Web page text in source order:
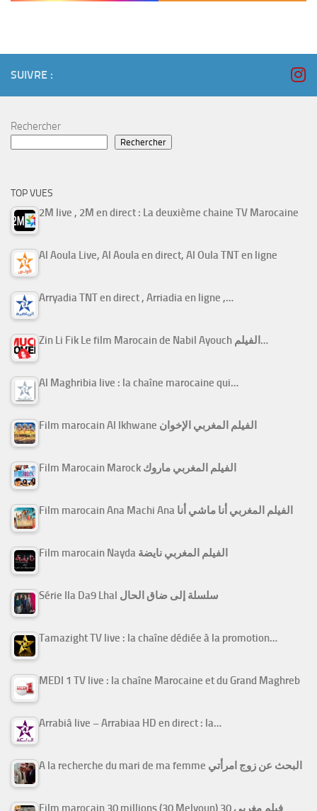
SUIVRE :
Rechercher
Rechercher
TOP VUES
2M live , 2M en direct : La deuxième chaine TV Marocaine
Al Aoula Live, Al Aoula en direct, Al Oula TNT en ligne
Arryadia TNT en direct , Arriadia en ligne ,…
Zin Li Fik Le film Marocain de Nabil Ayouch الفيلم…
Al Maghribia live : la chaîne marocaine qui…
Film marocain Al Ikhwane الفيلم المغربي الإخوان
Film Marocain Marock الفيلم المغربي ماروك
Film marocain Ana Machi Ana الفيلم المغربي أنا ماشي أنا
Film marocain Nayda الفيلم المغربي نايضة
Série Ila Da9 Lhal سلسلة إلى ضاق الحال
Tamazight TV live : la chaîne dédiée à la promotion…
MEDI 1 TV live : la chaîne Marocaine et du Grand Maghreb
Arrabiâ live – Arrabiaa HD en direct : la…
A la recherche du mari de ma femme البحث عن زوج امرأتي
Film marocain 30 millions (30 Melyoun) فيلم مغربي 30